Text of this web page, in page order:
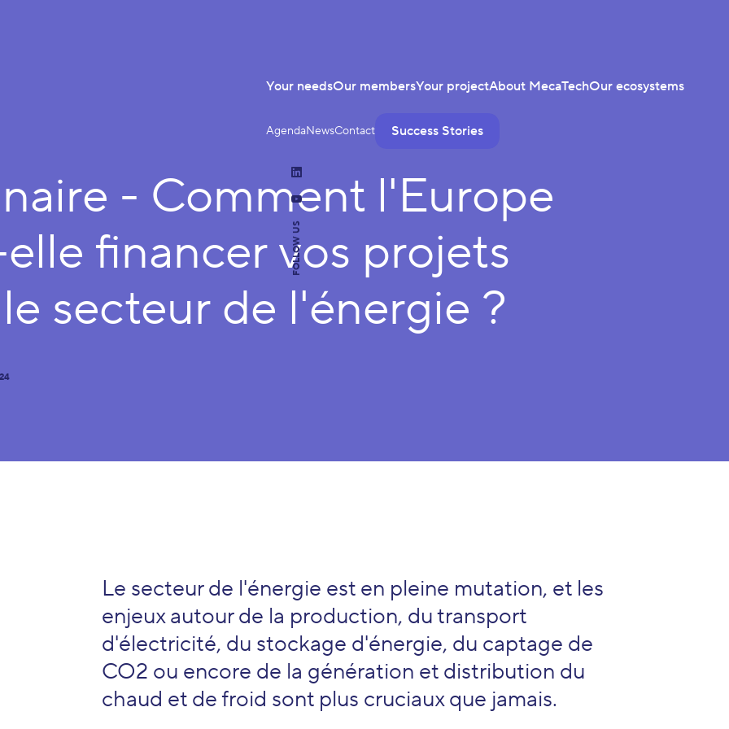
Your needsOur membersYour projectAbout MecaTechOur ecosystems
AgendaNewsContact Success Stories
FOLLOW US
LinkedIn
YouTube
- Comment l'Europe
financer vos projets
secteur de l'énergie ?
Le secteur de l'énergie est en pleine mutation, et les
enjeux autour de la production, du transport
d'électricité, du stockage d'énergie, du captage de
CO2 ou encore de la génération et distribution du
chaud et de froid sont plus cruciaux que jamais.